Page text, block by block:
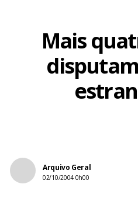
Mais
Arquivo Geral
02/10/2004 0h00